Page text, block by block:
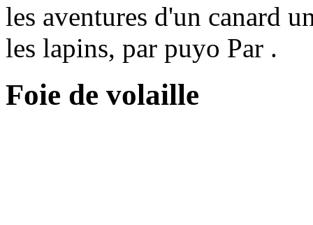
les aventures d'un canard
les lapins, par puyo Par .
Foie de volaille